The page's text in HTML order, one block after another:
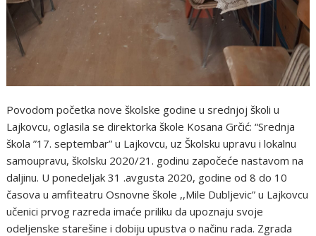
Povodom početka nove školske godine u srednjoj školi u
Lajkovcu, oglasila se direktorka škole Kosana Grčić: “Srednja
škola ”17. septembar” u Lajkovcu, uz Školsku upravu i lokalnu
samoupravu, školsku 2020/21. godinu započeće nastavom na
daljinu. U ponedeljak 31 .avgusta 2020, godine od 8 do 10
časova u amfiteatru Osnovne škole ,,Mile Dubljevic” u Lajkovcu
učenici prvog razreda imaće priliku da upoznaju svoje
odeljenske starešine i dobiju upustva o načinu rada. Zgrada